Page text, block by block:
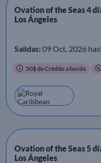
Ovation of the Seas 4
Los Ángeles
Salidas: 09 Oct. 2026
50$ de Crédito a bordo
Ovation of the Seas 5
Los Ángeles